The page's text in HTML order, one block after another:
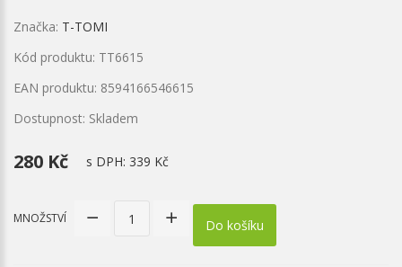
Značka: T-TOMI
Kód produktu: TT6615
EAN produktu: 8594166546615
Dostupnost: Skladem
280 Kč s DPH: 339 Kč
MNOŽSTVÍ Do košíku